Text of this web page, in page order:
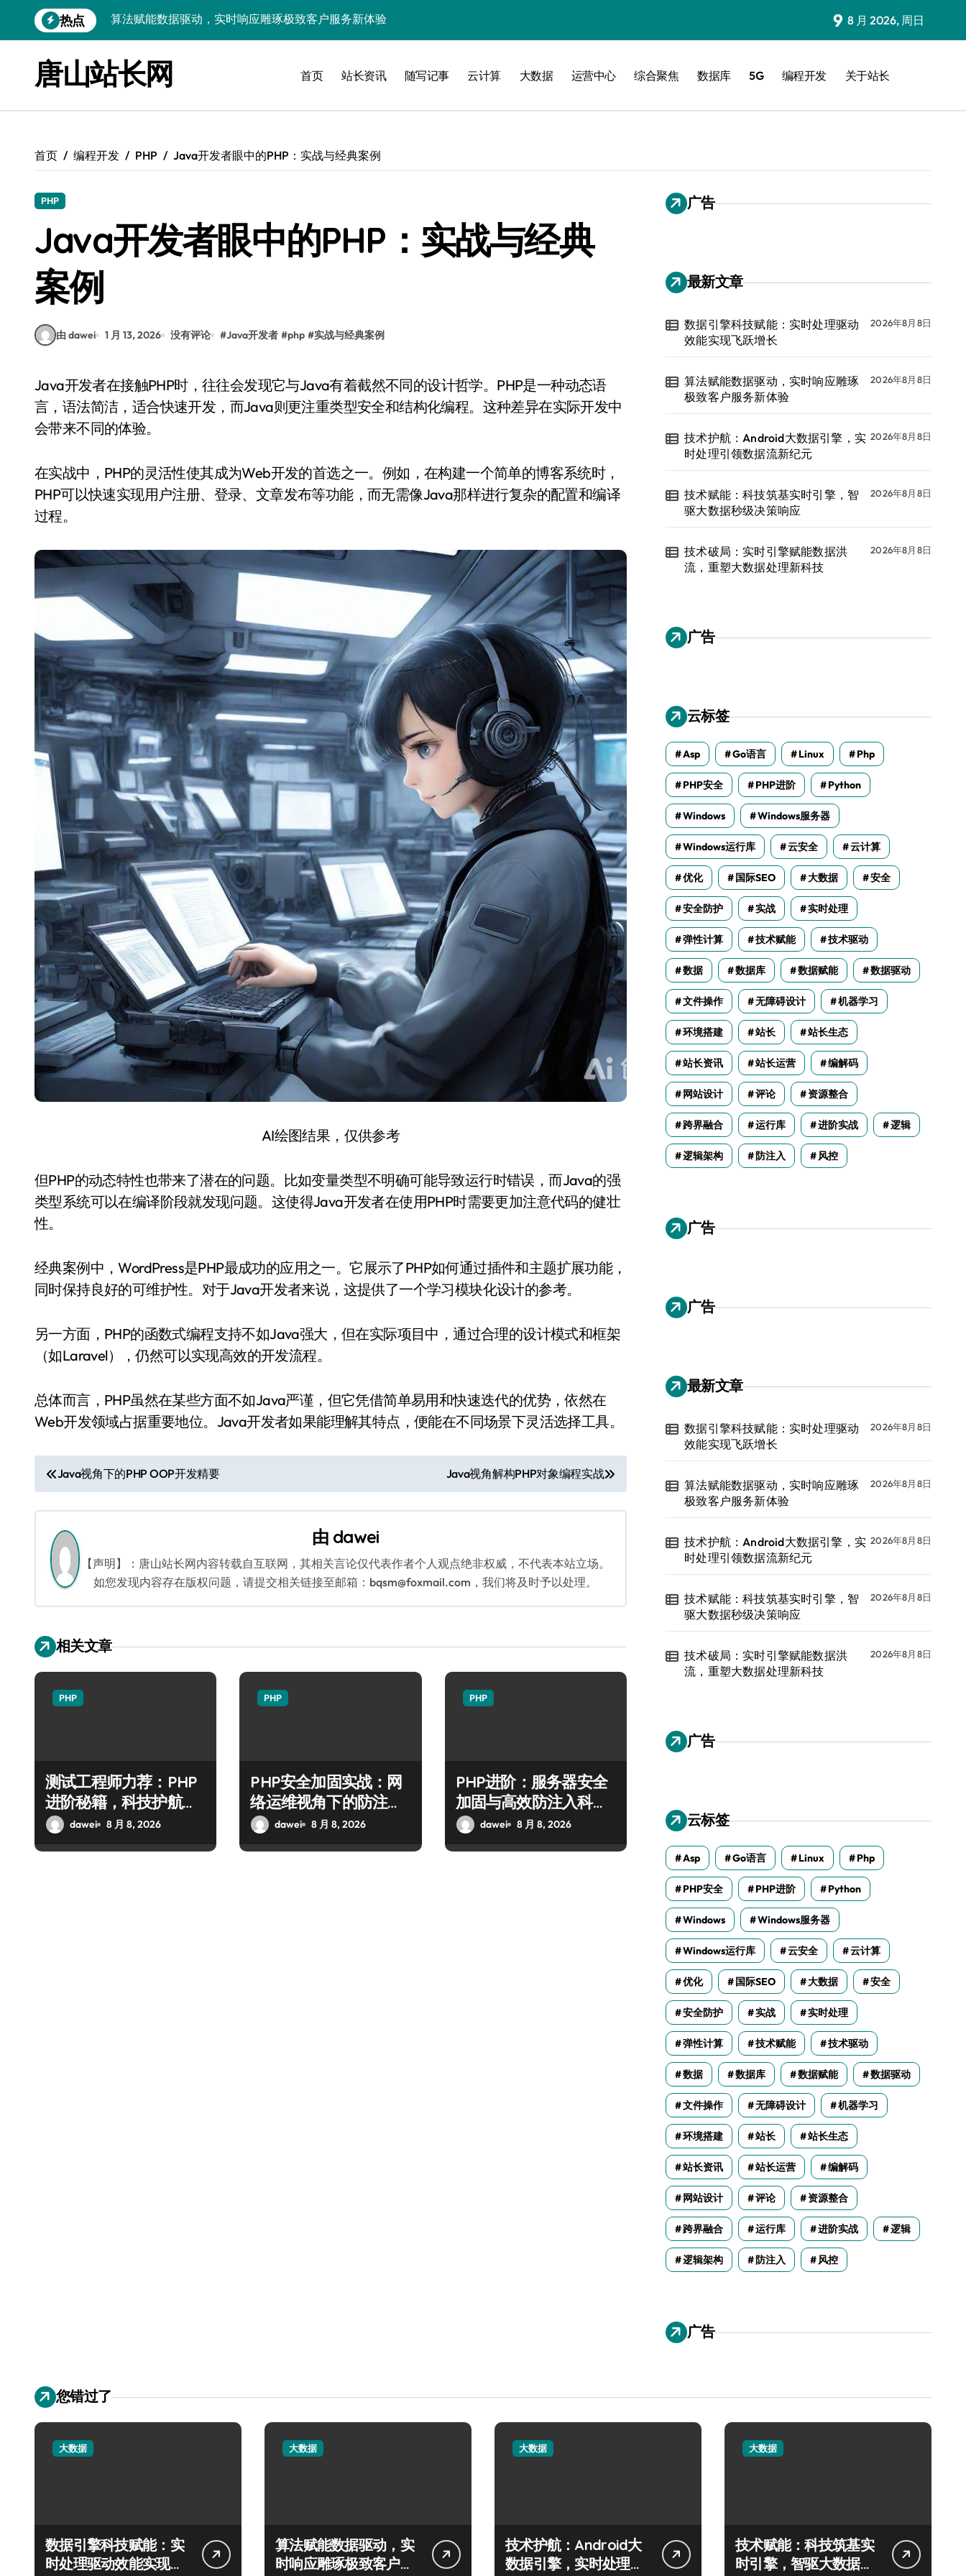
到
热点
技术护航：Android大数据引擎，实时处理引领数据流新纪元
技术破局：实时引擎赋能数据洪流，重塑大数据处理新科技
大数据架构下实时引擎优化：技术革新驱动数据处理效能跃升
大数据赋能运维：实时处理提效，精准调控信息流
Go语言赋能大数据：实时引擎构建与科技驱动的性能优化术
数据引擎科技赋能：实时处理驱动效能实现飞跃增长
9 8 月 2026, 周日
唐山站长网 首页 站长资讯 随写记事 云计算 大数据 运营中心 综合聚焦 数据库 5G 编程开发 关于站长
首页 编程开发 PHP Java开发者眼中的PHP：实战与经典案例
PHP
Java开发者眼中的PHP：实战与经典
案例
由 dawei 1 月 13, 2026 没有评论 #Java开发者 #php #实战与经典案例
Java开发者在接触PHP时，往往会发现它与Java有着截然不同的设计哲学。PHP是一种动态语
言，语法简洁，适合快速开发，而Java则更注重类型安全和结构化编程。这种差异在实际开发中
会带来不同的体验。
在实战中，PHP的灵活性使其成为Web开发的首选之一。例如，在构建一个简单的博客系统时，
PHP可以快速实现用户注册、登录、文章发布等功能，而无需像Java那样进行复杂的配置和编译
过程。
AI绘图结果，仅供参考
但PHP的动态特性也带来了潜在的问题。比如变量类型不明确可能导致运行时错误，而Java的强
类型系统可以在编译阶段就发现问题。这使得Java开发者在使用PHP时需要更加注意代码的健壮
性。
经典案例中，WordPress是PHP最成功的应用之一。它展示了PHP如何通过插件和主题扩展功能，
同时保持良好的可维护性。对于Java开发者来说，这提供了一个学习模块化设计的参考。
另一方面，PHP的函数式编程支持不如Java强大，但在实际项目中，通过合理的设计模式和框架
（如Laravel），仍然可以实现高效的开发流程。
总体而言，PHP虽然在某些方面不如Java严谨，但它凭借简单易用和快速迭代的优势，依然在
Web开发领域占据重要地位。Java开发者如果能理解其特点，便能在不同场景下灵活选择工具。
文
章
导
航
Java视角下的PHP OOP开发精要 Java视角解构PHP对象编程实战
由 dawei
【声明】：唐山站长网内容转载自互联网，其相关言论仅代表作者个人观点绝非权威，不代表本站立场。
如您发现内容存在版权问题，请提交相关链接至邮箱：bqsm@foxmail.com，我们将及时予以处理。
相关文章
PHP
测试工程师力荐：PHP
进阶秘籍，科技护航安
全防注入
dawei 8 月 8, 2026
PHP
PHP安全加固实战：网
络运维视角下的防注入
技术进阶
dawei 8 月 8, 2026
PHP
PHP进阶：服务器安全
加固与高效防注入科技
策略全解析
dawei 8 月 8, 2026
广告
最新文章
数据引擎科技赋能：实时处理驱动
效能实现飞跃增长
2026年8月8日
算法赋能数据驱动，实时响应雕琢
极致客户服务新体验
2026年8月8日
技术护航：Android大数据引擎，实
时处理引领数据流新纪元
2026年8月8日
技术赋能：科技筑基实时引擎，智
驱大数据秒级决策响应
2026年8月8日
技术破局：实时引擎赋能数据洪
流，重塑大数据处理新科技
2026年8月8日
广告
云标签
Asp Go语言 Linux Php
PHP安全 PHP进阶 Python
Windows Windows服务器
Windows运行库 云安全 云计算
优化 国际SEO 大数据 安全
安全防护 实战 实时处理
弹性计算 技术赋能 技术驱动
数据 数据库 数据赋能 数据驱动
文件操作 无障碍设计 机器学习
环境搭建 站长 站长生态
站长资讯 站长运营 编解码
网站设计 评论 资源整合
跨界融合 运行库 进阶实战 逻辑
逻辑架构 防注入 风控
广告
广告
最新文章
数据引擎科技赋能：实时处理驱动
效能实现飞跃增长
2026年8月8日
算法赋能数据驱动，实时响应雕琢
极致客户服务新体验
2026年8月8日
技术护航：Android大数据引擎，实
时处理引领数据流新纪元
2026年8月8日
技术赋能：科技筑基实时引擎，智
驱大数据秒级决策响应
2026年8月8日
技术破局：实时引擎赋能数据洪
流，重塑大数据处理新科技
2026年8月8日
广告
云标签
Asp Go语言 Linux Php
PHP安全 PHP进阶 Python
Windows Windows服务器
Windows运行库 云安全 云计算
优化 国际SEO 大数据 安全
安全防护 实战 实时处理
弹性计算 技术赋能 技术驱动
数据 数据库 数据赋能 数据驱动
文件操作 无障碍设计 机器学习
环境搭建 站长 站长生态
站长资讯 站长运营 编解码
网站设计 评论 资源整合
跨界融合 运行库 进阶实战 逻辑
逻辑架构 防注入 风控
广告
您错过了
大数据
数据引擎科技赋能：实
时处理驱动效能实现飞
大数据
算法赋能数据驱动，实
时响应雕琢极致客户服
大数据
技术护航：Android大
数据引擎，实时处理引
大数据
技术赋能：科技筑基实
时引擎，智驱大数据秒